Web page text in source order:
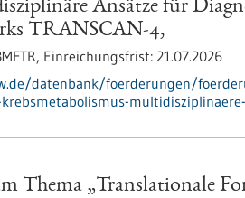
Ansätze für
TRANSCAN-4,
Einreichungsfrist: 21.07.2026
datenbank/foerderungen/
Thema „Translationale